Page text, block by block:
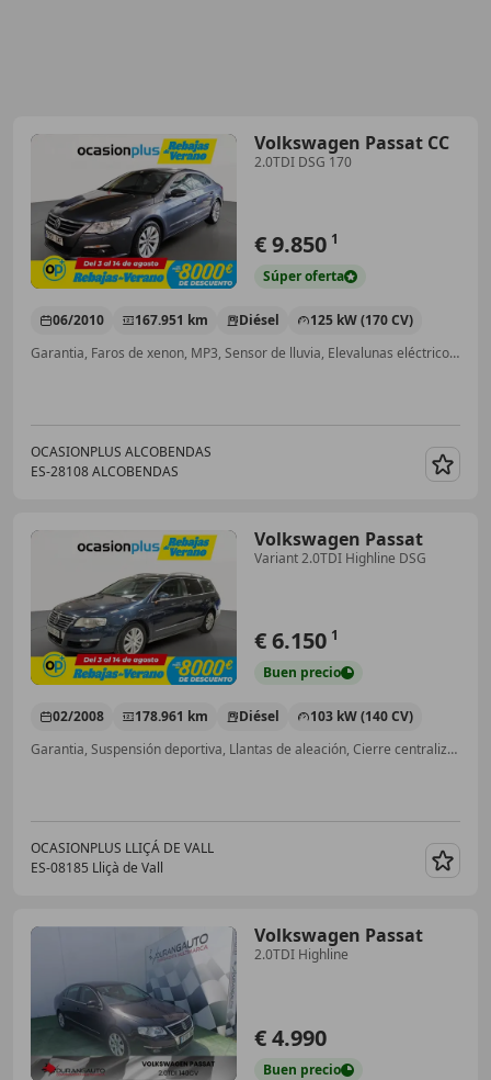
Volkswagen Passat CC
2.0TDI DSG 170
€ 9.850 1
Súperoferta
06/2010 167.951 km Diésel
125 kW (170 CV)
Garantia, Faros de xenon, MP3, Sensor de lluvia, Elevalunas eléctrico, Airbags laterales, Airbag del conductor, CD
OCASIONPLUS ALCOBENDAS
ES-28108 ALCOBENDAS
Volkswagen Passat
Variant 2.0TDI Highline DSG
€ 6.150 1
Buen precio
02/2008 178.961 km Diésel
103 kW (140 CV)
Garantia, Suspensión deportiva, Llantas de aleación, Cierre centralizado, Isofix, Airbags laterales, Airbag trasero
OCASIONPLUS LLIÇÁ DE VALL
ES-08185 Lliçà de Vall
Volkswagen Passat
2.0TDI Highline
€ 4.990
Buen precio